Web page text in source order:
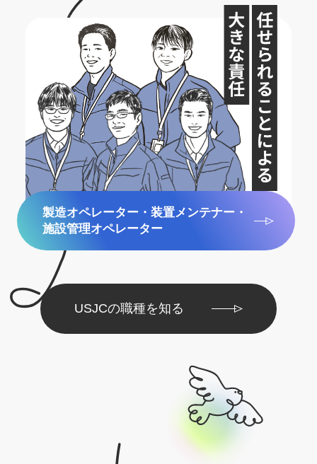
製造オペレーター・装置メンテナー・
施設管理オペレーター
USJCの職種を知る